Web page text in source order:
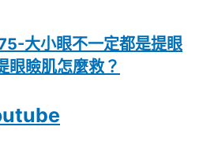
大小眼不一定都是提眼
眼瞼肌怎麼救？